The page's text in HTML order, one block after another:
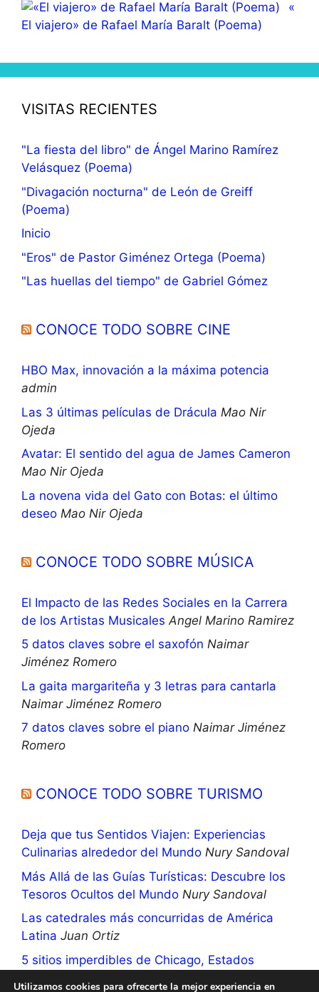
«
El viajero» de Rafael María Baralt (Poema)
VISITAS RECIENTES
"La fiesta del libro" de Ángel Marino Ramírez
Velásquez (Poema)
"Divagación nocturna" de León de Greiff
(Poema)
Inicio
"Eros" de Pastor Giménez Ortega (Poema)
"Las huellas del tiempo" de Gabriel Gómez
CONOCE TODO SOBRE CINE
HBO Max, innovación a la máxima potencia
admin
Las 3 últimas películas de Drácula Mao Nir
Ojeda
Avatar: El sentido del agua de James Cameron
Mao Nir Ojeda
La novena vida del Gato con Botas: el último
deseo Mao Nir Ojeda
CONOCE TODO SOBRE MÚSICA
El Impacto de las Redes Sociales en la Carrera
de los Artistas Musicales Angel Marino Ramirez
5 datos claves sobre el saxofón Naimar
Jiménez Romero
La gaita margariteña y 3 letras para cantarla
Naimar Jiménez Romero
7 datos claves sobre el piano Naimar Jiménez
Romero
CONOCE TODO SOBRE TURISMO
Deja que tus Sentidos Viajen: Experiencias
Culinarias alrededor del Mundo Nury Sandoval
Más Allá de las Guías Turísticas: Descubre los
Tesoros Ocultos del Mundo Nury Sandoval
Las catedrales más concurridas de América
Latina Juan Ortiz
5 sitios imperdibles de Chicago, Estados
Utilizamos cookies para ofrecerte la mejor experiencia en